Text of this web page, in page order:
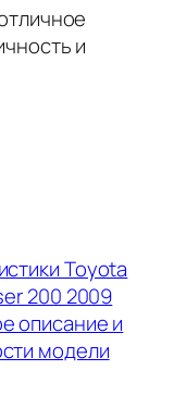
и
Toyota
200 2009
описание и
модели